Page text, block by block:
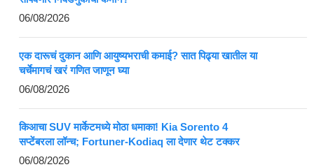
06/08/2026
एक दारूचं दुकान आणि आयुष्यभराची कमाई? सात पिढ्या खातील या
चर्चेमागचं खरं गणित जाणून घ्या
06/08/2026
किआचा SUV मार्केटमध्ये मोठा धमाका! Kia Sorento 4
सप्टेंबरला लॉन्च; Fortuner-Kodiaq ला देणार थेट टक्कर
06/08/2026